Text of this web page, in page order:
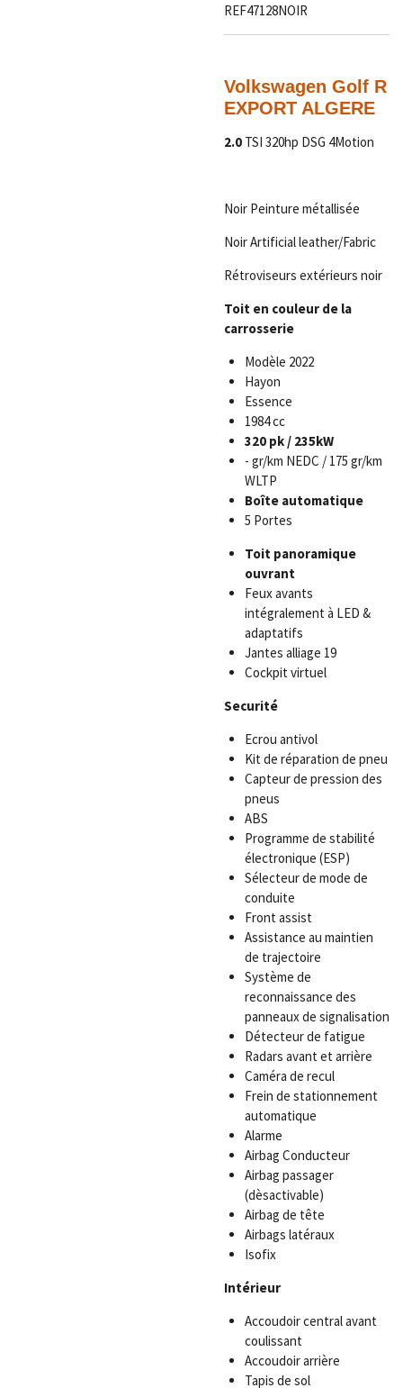
REF47128NOIR
Volkswagen Golf R
EXPORT ALGERE
2.0 TSI 320hp DSG 4Motion
Noir Peinture métallisée
Noir Artificial leather/Fabric
Rétroviseurs extérieurs noir
Toit en couleur de la
carrosserie
Modèle 2022
Hayon
Essence
1984 cc
320 pk / 235kW
- gr/km NEDC / 175 gr/km
WLTP
Boîte automatique
5 Portes
Toit panoramique
ouvrant
Feux avants
intégralement à LED &
adaptatifs
Jantes alliage 19
Cockpit virtuel
Securité
Ecrou antivol
Kit de réparation de pneu
Capteur de pression des
pneus
ABS
Programme de stabilité
électronique (ESP)
Sélecteur de mode de
conduite
Front assist
Assistance au maintien
de trajectoire
Système de
reconnaissance des
panneaux de signalisation
Détecteur de fatigue
Radars avant et arrière
Caméra de recul
Frein de stationnement
automatique
Alarme
Airbag Conducteur
Airbag passager
(dèsactivable)
Airbag de tête
Airbags latéraux
Isofix
Intérieur
Accoudoir central avant
coulissant
Accoudoir arrière
Tapis de sol